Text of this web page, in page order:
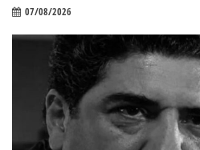
07/08/2026